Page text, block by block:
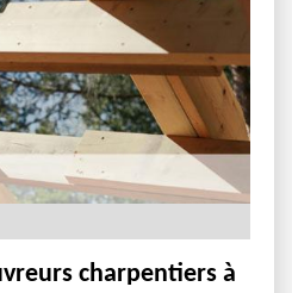
charpentiers à